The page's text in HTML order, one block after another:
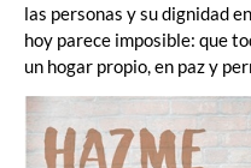
las personas y su dignidad
hoy parece imposible: que
un hogar propio, en paz y